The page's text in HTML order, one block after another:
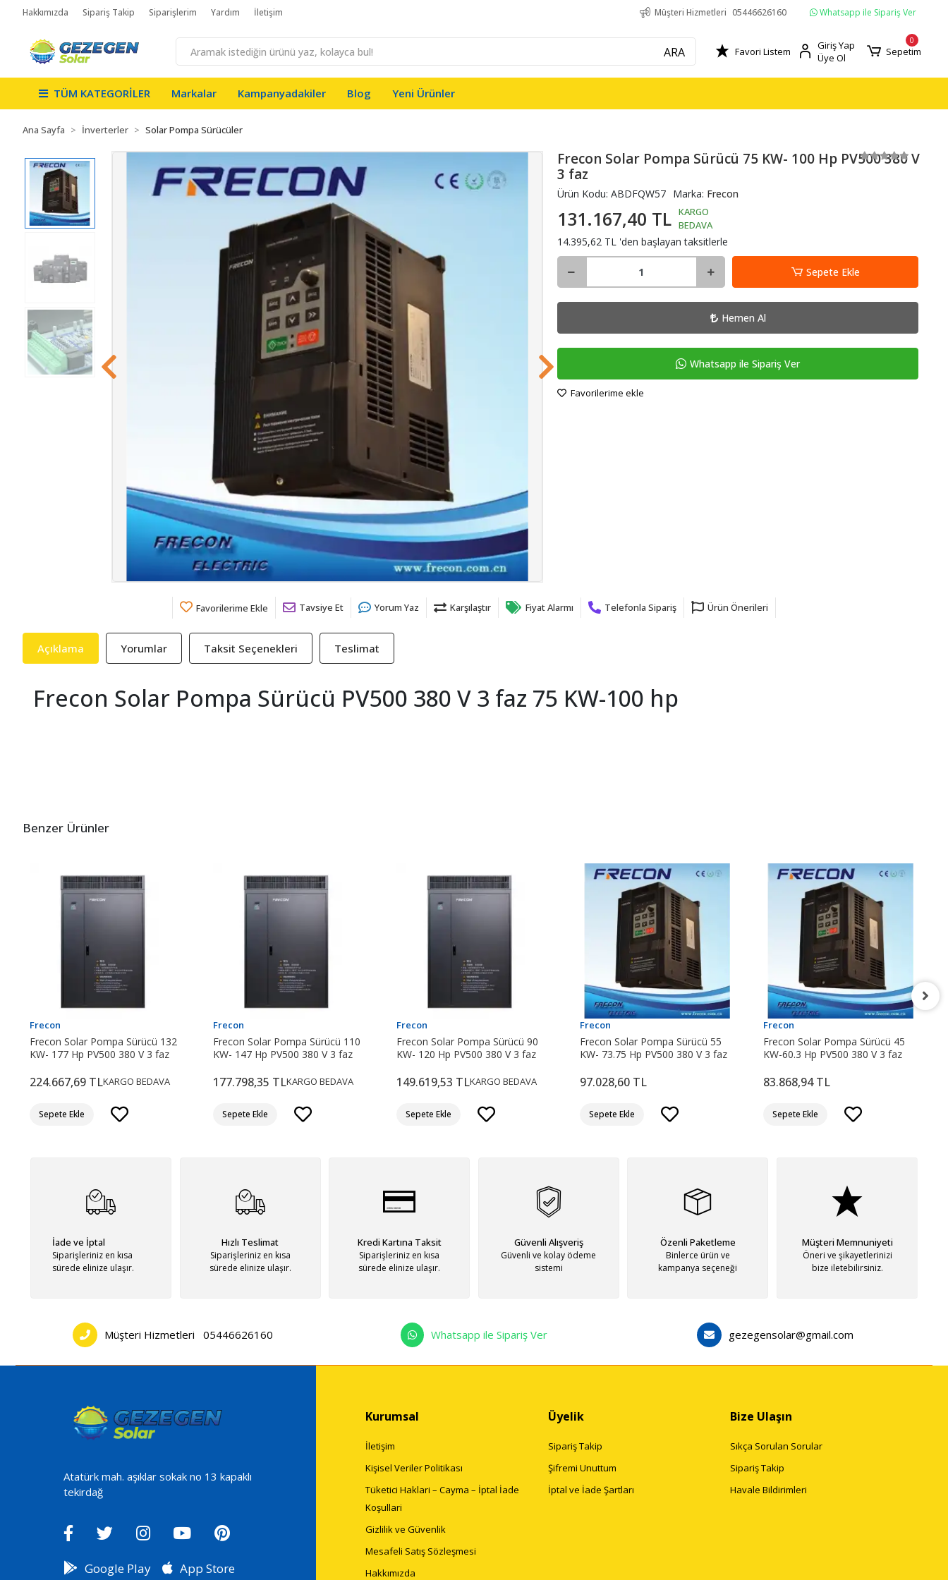
Hakkımızda Sipariş Takip Siparişlerim Yardım İletişim Müşteri Hizmetleri 05446626160 Whatsapp ile Sipariş Ver
ARA Favori Listem
Giriş Yap
Üye Ol
0
Sepetim
TÜM KATEGORİLER Markalar Kampanyadakiler Blog Yeni Ürünler
Ana Sayfa İnverterler Solar Pompa Sürücüler
Frecon Solar Pompa Sürücü 75 KW- 100 Hp PV500 380 V
3 faz
Ürün Kodu:ABDFQW57 Marka: Frecon
131.167,40 TL KARGO
BEDAVA
14.395,62 TL 'den başlayan taksitlerle
Sepete Ekle
Hemen Al
Whatsapp ile Sipariş Ver
Favorilerime ekle
Favorilerime Ekle Tavsiye Et Yorum Yaz Karşılaştır Fiyat Alarmı Telefonla Sipariş Ürün Önerileri
Açıklama Yorumlar Taksit Seçenekleri Teslimat
Frecon Solar Pompa Sürücü PV500 380 V 3 faz 75 KW-100 hp
Benzer Ürünler
Frecon
Frecon Solar Pompa Sürücü 132
KW- 177 Hp PV500 380 V 3 faz
224.667,69 TLKARGO BEDAVA
Sepete Ekle
Frecon
Frecon Solar Pompa Sürücü 110
KW- 147 Hp PV500 380 V 3 faz
177.798,35 TLKARGO BEDAVA
Sepete Ekle
Frecon
Frecon Solar Pompa Sürücü 90
KW- 120 Hp PV500 380 V 3 faz
149.619,53 TLKARGO BEDAVA
Sepete Ekle
Frecon
Frecon Solar Pompa Sürücü 55
KW- 73.75 Hp PV500 380 V 3 faz
97.028,60 TL
Sepete Ekle
Frecon
Frecon Solar Pompa Sürücü 45
KW-60.3 Hp PV500 380 V 3 faz
83.868,94 TL
Sepete Ekle
İade ve İptal
Siparişleriniz en kısa
sürede elinize ulaşır.
Hızlı Teslimat
Siparişleriniz en kısa
sürede elinize ulaşır.
Kredi Kartına Taksit
Siparişleriniz en kısa
sürede elinize ulaşır.
Güvenli Alışveriş
Güvenli ve kolay ödeme
sistemi
Özenli Paketleme
Binlerce ürün ve
kampanya seçeneği
Müşteri Memnuniyeti
Öneri ve şikayetlerinizi
bize iletebilirsiniz.
Müşteri Hizmetleri 05446626160 Whatsapp ile Sipariş Ver gezegensolar@gmail.com
Atatürk mah. aşıklar sokak no 13 kapaklı
tekirdağ
Google Play App Store
Kurumsal
İletişim
Kişisel Veriler Politikası
Tüketici Haklari – Cayma – İptal İade
Koşullari
Gizlilik ve Güvenlik
Mesafeli Satış Sözleşmesi
Hakkımızda
Üyelik
Sipariş Takip
Şifremi Unuttum
İptal ve İade Şartları
Bize Ulaşın
Sıkça Sorulan Sorular
Sipariş Takip
Havale Bildirimleri